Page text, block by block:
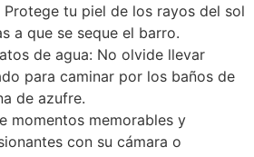
tu piel de los rayos del sol
a que se seque el barro.
de agua: No olvide llevar
para caminar por los baños de
de azufre.
momentos memorables y
con su cámara o